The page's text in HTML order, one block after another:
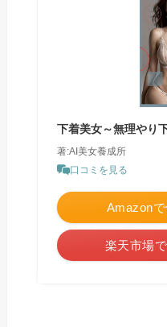
下着美女～無理やり
著:AI美女養成所
口コミを見る
Amazon
楽天市場